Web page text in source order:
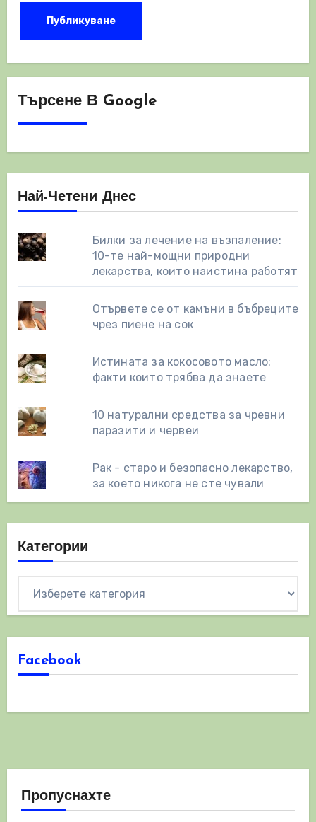
Търсене В Google
Най-Четени Днес
Билки за лечение на възпаление:
10-те най-мощни природни
лекарства, които наистина работят
Отървете се от камъни в бъбреците
чрез пиене на сок
Истината за кокосовото масло:
факти които трябва да знаете
10 натурални средства за чревни
паразити и червеи
Рак - старо и безопасно лекарство,
за което никога не сте чували
Категории
Facebook
Пропуснахте